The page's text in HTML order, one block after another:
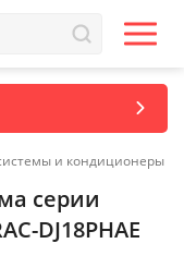
и кондиционеры
серии
DJ18PHAE